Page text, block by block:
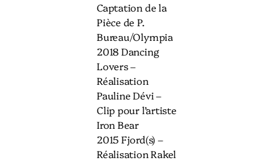
Captation de la
Pièce de P.
Bureau/Olympia
2018 Dancing
Lovers –
Réalisation
Pauline Dévi –
Clip pour l’artiste
Iron Bear
2015 Fjord(s) –
Réalisation Rakel